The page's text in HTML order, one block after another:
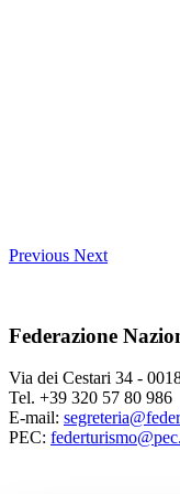
Previous Next
Federazione
Via dei Cestari 34 -
Tel. +39 320 57 80 986
E-mail:
PEC: